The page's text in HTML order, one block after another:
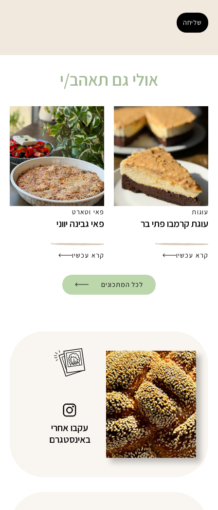
שליחה
אולי גם תאהב/י
עוגות
עוגת קרמבו פתי בר
קרא עכשיו
פאי וטארט
פאי גבינה יווני
קרא עכשיו
לכל המתכונים
עקבו אחרי
באינסטגרם